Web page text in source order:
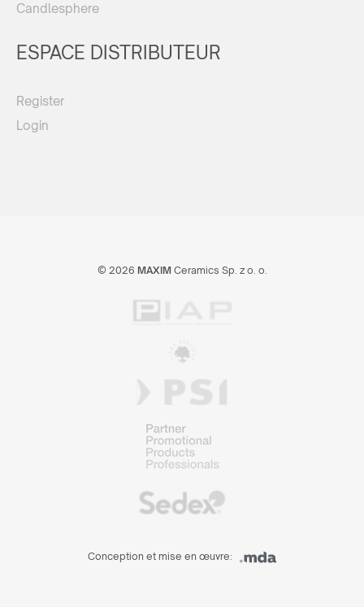
Candlesphere
ESPACE DISTRIBUTEUR
Register
Login
© 2026 MAXIMCeramics Sp. z o. o.
Conception et mise en œuvre: